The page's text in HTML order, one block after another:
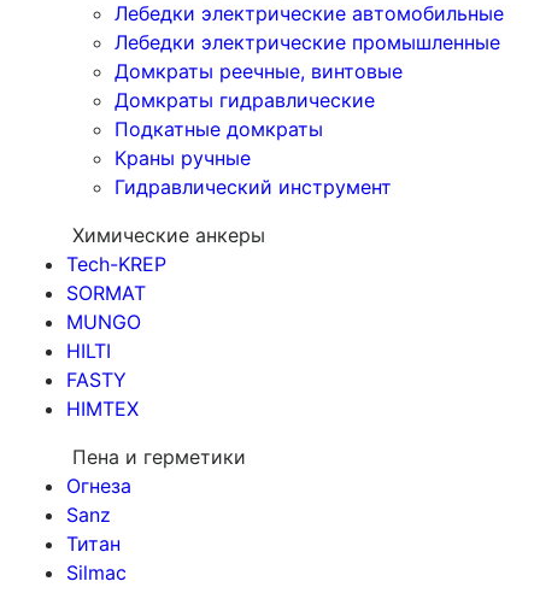
Лебедки электрические автомобильные
Лебедки электрические промышленные
Домкраты реечные, винтовые
Домкраты гидравлические
Подкатные домкраты
Краны ручные
Гидравлический инструмент
Химические анкеры
Tech-KREP
SORMAT
MUNGO
HILTI
FASTY
HIMTEX
Пена и герметики
Огнеза
Sanz
Титан
Silmac